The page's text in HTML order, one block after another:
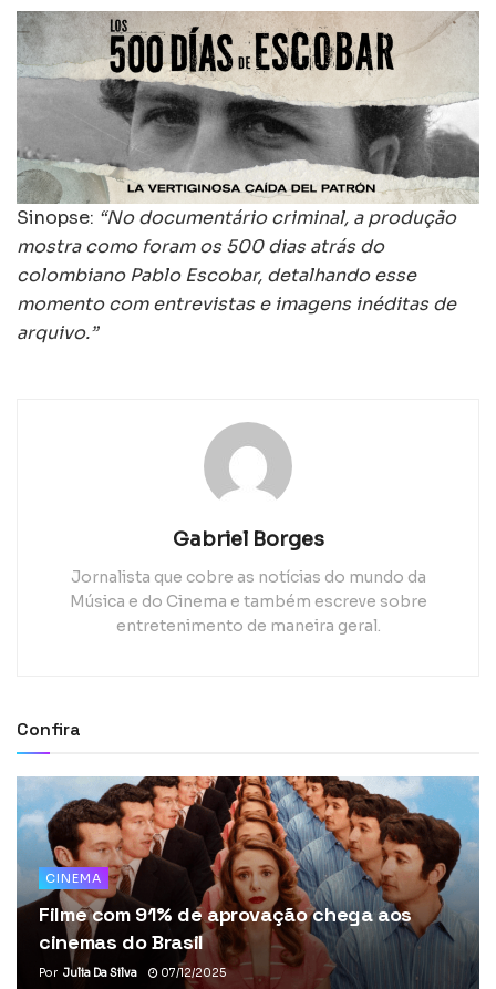
Sinopse: “No documentário criminal, a produção
mostra como foram os 500 dias atrás do
colombiano Pablo Escobar, detalhando esse
momento com entrevistas e imagens inéditas de
arquivo.”
Gabriel Borges
Jornalista que cobre as notícias do mundo da
Música e do Cinema e também escreve sobre
entretenimento de maneira geral.
Confira
CINEMA
Filme com 91% de aprovação chega aos
cinemas do Brasil
Por Julia Da Silva 07/12/2025